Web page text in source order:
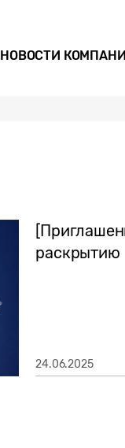
НОВОСТИ
раскрытию
24.06.2025